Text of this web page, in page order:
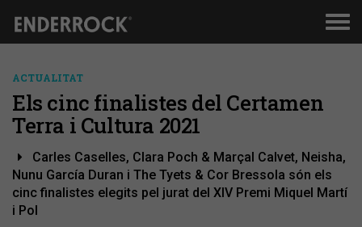
ACTUALITAT
Els cinc finalistes del Certamen
Terra i Cultura 2021
Carles Caselles, Clara Poch & Marçal Calvet, Neisha,
Nunu García Duran i The Tyets & Cor Bressola són els
cinc finalistes elegits pel jurat del XIV Premi Miquel Martí
i Pol